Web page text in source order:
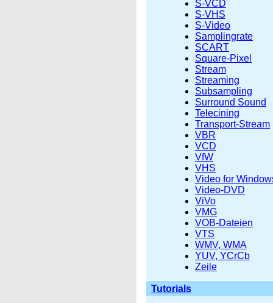
S-VCD
S-VHS
S-Video
Samplingrate
SCART
Square-Pixel
Stream
Streaming
Subsampling
Surround Sound
Telecining
Transport-Stream
VBR
VCD
VfW
VHS
Video for
Video-DVD
ViVo
VMG
VOB-Dateien
VTS
WMV, WMA
YUV, YCrCb
Zeile
Tutorials